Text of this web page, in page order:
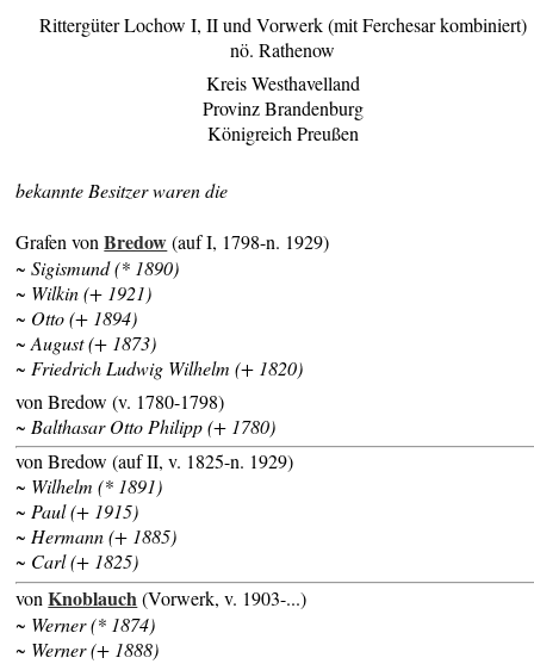
Rittergüter Lochow I, II und Vorwerk (mit Ferchesar kombiniert)
nö. Rathenow
Kreis Westhavelland
Provinz Brandenburg
Königreich Preußen
bekannte Besitzer waren die
Grafen vonBredow(auf I, 1798-n. 1929)
~ Sigismund (* 1890)
~ Wilkin (+ 1921)
~ Otto (+ 1894)
~ August (+ 1873)
~ Friedrich Ludwig Wilhelm (+ 1820)
von Bredow (v. 1780-1798)
~ Balthasar Otto Philipp (+ 1780)
von Bredow (auf II, v. 1825-n. 1929)
~ Wilhelm (* 1891)
~ Paul (+ 1915)
~ Hermann (+ 1885)
~ Carl (+ 1825)
vonKnoblauch(Vorwerk, v. 1903-...)
~ Werner (* 1874)
~ Werner (+ 1888)